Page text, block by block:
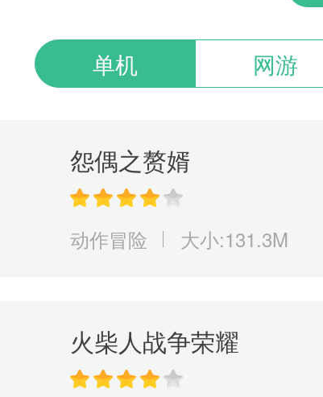
单机 网游
怨偶之赘婿
动作冒险 大小:131.3M
火柴人战争荣耀